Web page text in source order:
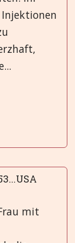
Injektionen
mit